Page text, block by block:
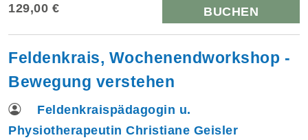
129,00 € BUCHEN
Feldenkrais, Wochenendworkshop -
Bewegung verstehen
Feldenkraispädagogin u.
Physiotherapeutin Christiane Geisler